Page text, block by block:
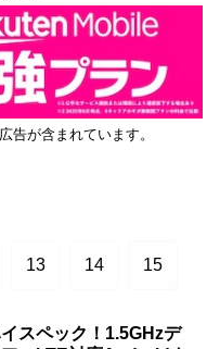
告が含まれています。
13 14 15
スペック！1.5GHzデ